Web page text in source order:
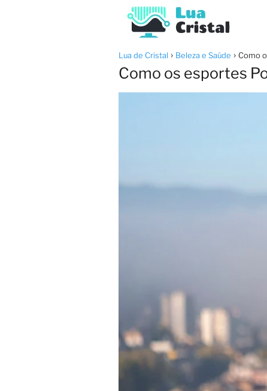
Lua de Cristal Beleza e Saúde Como
Como os esportes